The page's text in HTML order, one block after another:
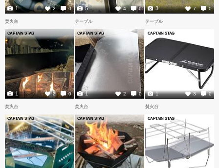
2 0
1 4 0
5 7 0
3
焚火台
CAPTAIN STAG
2 0
1
テーブル
CAPTAIN STAG
2 0
1
テーブル
CAPTAIN STAG
3 0
1
焚火台
CAPTAIN STAG
焚火台
CAPTAIN STAG
焚火台
CAPTAIN STAG